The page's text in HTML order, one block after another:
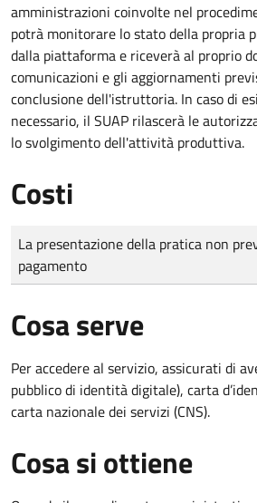
amministrazioni coinvolte nel
potrà monitorare lo stato della propria
dalla piattaforma e riceverà al proprio
comunicazioni e gli aggiornamenti
conclusione dell'istruttoria. In caso di
necessario, il SUAP rilascerà le
lo svolgimento dell'attività produttiva.
Costi
Tipo di pagamento
Importo
La presentazione della pratica non
pagamento
Cosa serve
Per accedere al servizio, assicurati di
pubblico di identità digitale), carta
carta nazionale dei servizi (CNS).
Cosa si ottiene